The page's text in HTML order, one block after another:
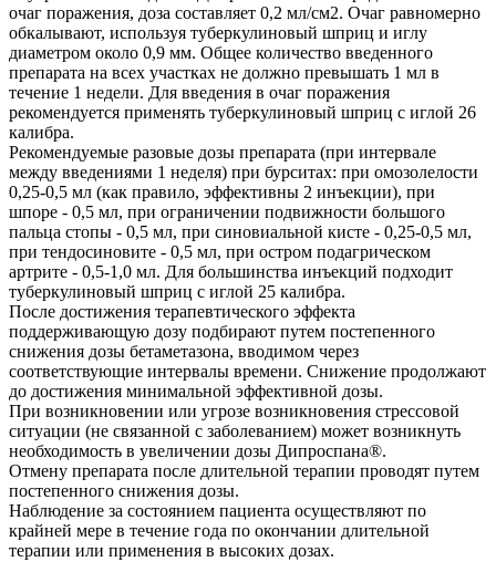
очаг поражения, доза составляет 0,2 мл/см2. Очаг равномерно
обкалывают, используя туберкулиновый шприц и иглу
диаметром около 0,9 мм. Общее количество введенного
препарата на всех участках не должно превышать 1 мл в
течение 1 недели. Для введения в очаг поражения
рекомендуется применять туберкулиновый шприц с иглой 26
калибра.
Рекомендуемые разовые дозы препарата (при интервале
между введениями 1 неделя) при бурситах: при омозолелости
0,25-0,5 мл (как правило, эффективны 2 инъекции), при
шпоре - 0,5 мл, при ограничении подвижности большого
пальца стопы - 0,5 мл, при синовиальной кисте - 0,25-0,5 мл,
при тендосиновите - 0,5 мл, при остром подагрическом
артрите - 0,5-1,0 мл. Для большинства инъекций подходит
туберкулиновый шприц с иглой 25 калибра.
После достижения терапевтического эффекта
поддерживающую дозу подбирают путем постепенного
снижения дозы бетаметазона, вводимом через
соответствующие интервалы времени. Снижение продолжают
до достижения минимальной эффективной дозы.
При возникновении или угрозе возникновения стрессовой
ситуации (не связанной с заболеванием) может возникнуть
необходимость в увеличении дозы Дипроспана®.
Отмену препарата после длительной терапии проводят путем
постепенного снижения дозы.
Наблюдение за состоянием пациента осуществляют по
крайней мере в течение года по окончании длительной
терапии или применения в высоких дозах.